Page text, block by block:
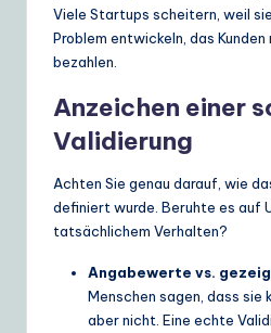
Viele Startups scheitern, weil
Problem entwickeln, das
bezahlen.
Anzeichen einer
Validierung
Achten Sie genau darauf, wie
definiert wurde. Beruhte es auf
tatsächlichem Verhalten?
Angabewerte vs.
Menschen sagen, dass sie
aber nicht. Eine echte